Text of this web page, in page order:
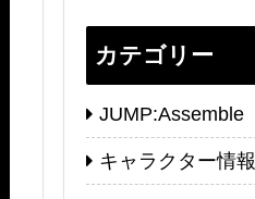
カテゴリー
JUMP:Assemble
キャラクター情報